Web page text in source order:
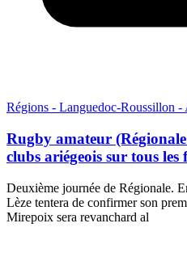
Régions - Languedoc-Roussillon -
Rugby amateur
clubs ariégeois sur tous les
Deuxième journée de Régionale.
Lèze tentera de confirmer son
Mirepoix sera revanchard al